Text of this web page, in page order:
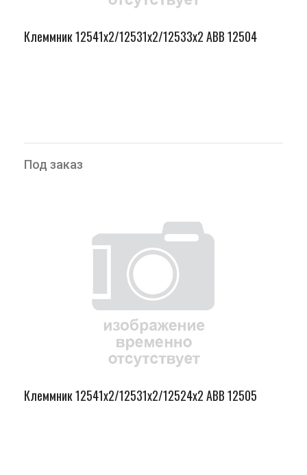
Клеммник 12541х2/12531х2/12533х2 ABB 12504
Под заказ
Клеммник 12541х2/12531х2/12524х2 ABB 12505